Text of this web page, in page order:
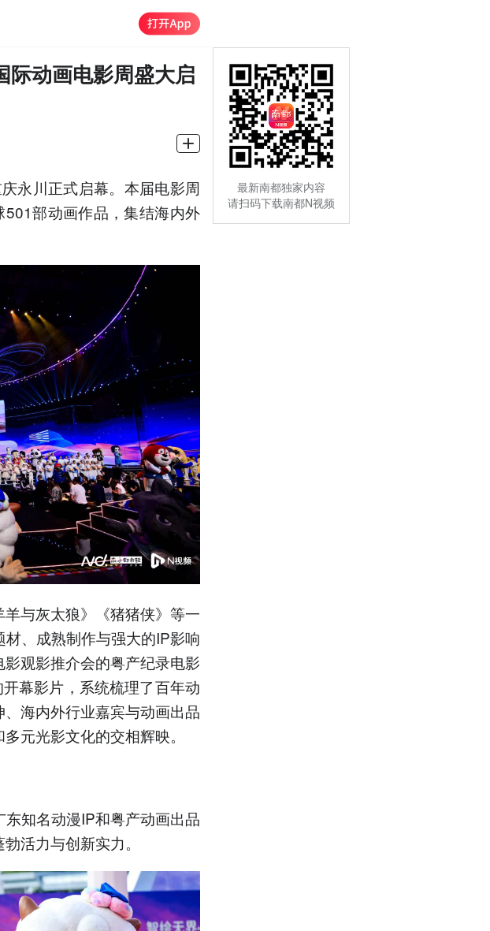
际动画电影周盛大启
永川正式启幕。本届电影周
501部动画作品，集结海内外
羊与灰太狼》《猪猪侠》等一
、成熟制作与强大的IP影响
观影推介会的粤产纪录电影
幕影片，系统梳理了百年动
海内外行业嘉宾与动画出品
元光影文化的交相辉映。
知名动漫IP和粤产动画出品
活力与创新实力。
最新南都独家内容
请扫码下载南都N视频